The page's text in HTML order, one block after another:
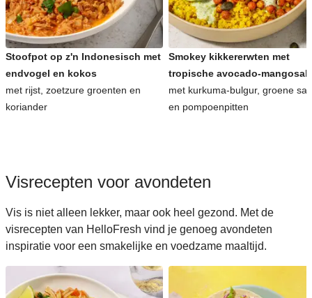
Stoofpot op z'n Indonesisch met
endvogel en kokos
met rijst, zoetzure groenten en
koriander
Smokey kikkererwten met
tropische avocado-
met kurkuma-bulgur, groene
en pompoenpitten
Visrecepten voor avondeten
Vis is niet alleen lekker, maar ook heel gezond. Met de
visrecepten van HelloFresh vind je genoeg avondeten
inspiratie voor een smakelijke en voedzame maaltijd.